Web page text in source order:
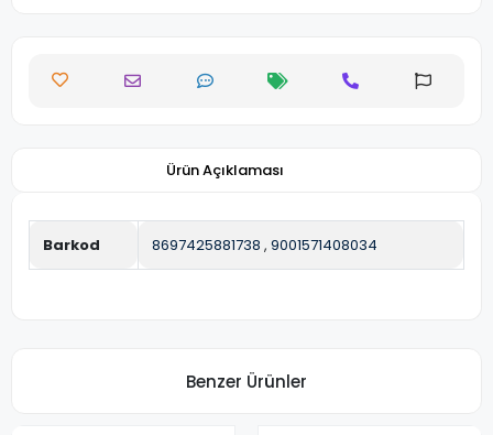
Ürün Açıklaması
Barkod 8697425881738 , 9001571408034
Benzer Ürünler